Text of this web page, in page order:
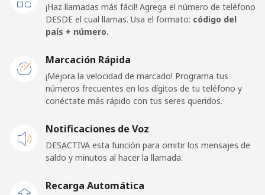
Línea fija ⁦14.9c⁩
Celular ⁦13.9c⁩
71 min por
⁦$10⁩
¡Haz llamadas más fácil! Agrega el número de teléfono
DESDE el cual llamas. Usa el formato: código del
país + número.
Marcación Rápida
¡Mejora la velocidad de marcado! Programa tus
números frecuentes en los dígitos de tu teléfono y
conéctate más rápido con tus seres queridos.
Notificaciones de Voz
DESACTIVA esta función para omitir los mensajes de
saldo y minutos al hacer la llamada.
Recarga Automática